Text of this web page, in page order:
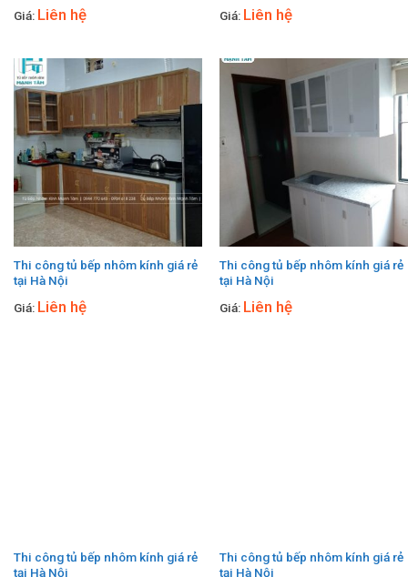
Giá: Liên hệ
Giá: Liên hệ
Thi công tủ bếp nhôm kính giá rẻ
tại Hà Nội
Giá: Liên hệ
Thi công tủ bếp nhôm kính giá rẻ
tại Hà Nội
Giá: Liên hệ
Thi công tủ bếp nhôm kính giá rẻ
tại Hà Nội
Thi công tủ bếp nhôm kính giá rẻ
tại Hà Nội